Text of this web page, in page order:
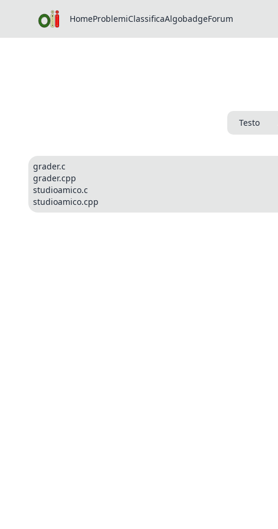
HomeProblemiClassificaAlgobadgeForum
Testo
grader.c
grader.cpp
studioamico.c
studioamico.cpp